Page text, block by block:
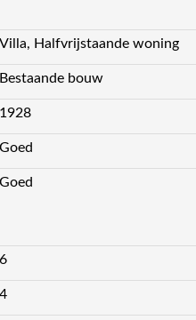
Villa, Halfvrijstaande woning
Bestaande bouw
1928
Goed
Goed
6
4